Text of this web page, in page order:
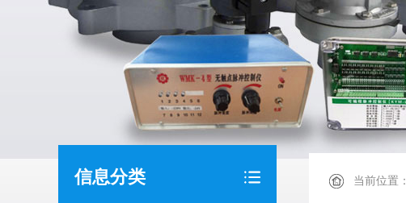
信息分类 当前位置：